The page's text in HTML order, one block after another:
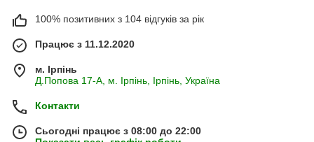
100% позитивних з 104 відгуків за рік
Працює з 11.12.2020
м. Ірпінь
Д.Попова 17-А, м. Ірпінь, Ірпінь, Україна
Контакти
Сьогодні працює з 08:00 до 22:00